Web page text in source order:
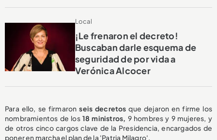
Local
¡Le frenaron el decreto!
Buscaban darle esquema de
seguridad de por vida a
Verónica Alcocer
Para ello, se firmaronseis decretosque dejaron en firme los
nombramientos de los 18 ministros, 9 hombres y 9 mujeres, y
de otros cinco cargos clave de la Presidencia, encargados de
poner en marcha el plan de la 'Patria Milagro'.